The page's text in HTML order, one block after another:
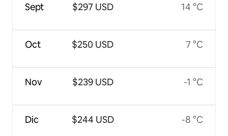
Sept
Oct
Nov
Dic
$297 USD
$250 USD
$239 USD
$244 USD
14 °C
7 °C
-1 °C
-8 °C